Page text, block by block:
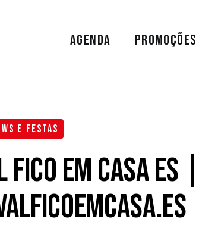
AGENDA PROMOÇÕES
E FESTAS
em Casa ES |